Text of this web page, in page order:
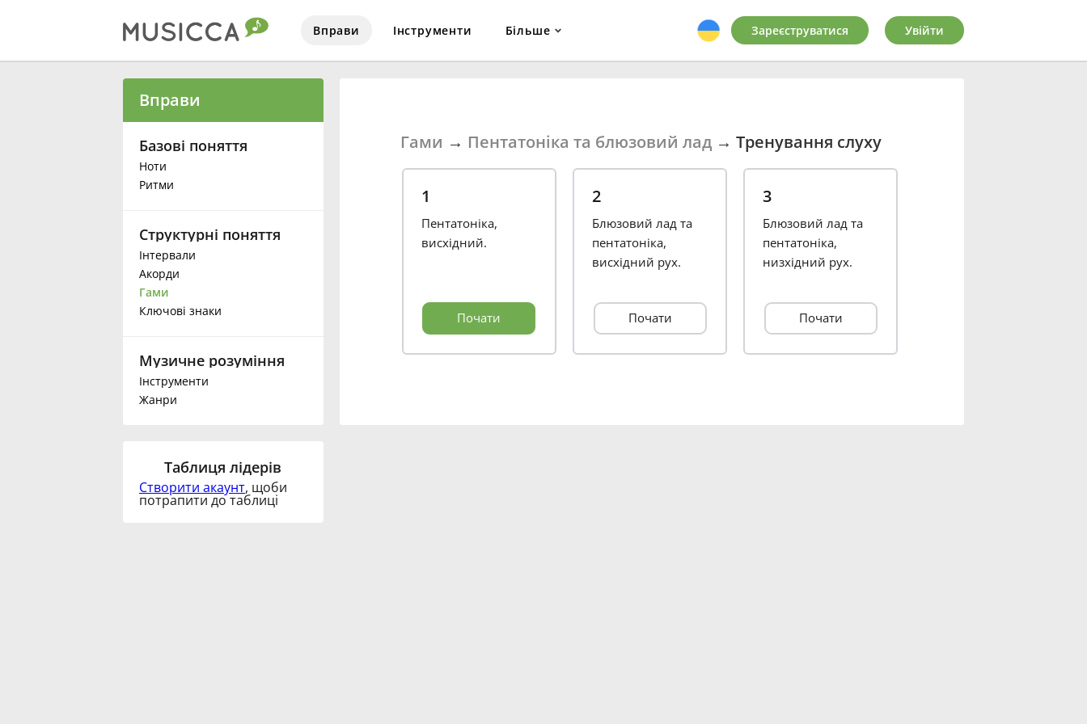
Вправи Інструменти Більше
Dansk
Deutsch
English
हिन्दी
Зареєструватися Увійти
Вправи
Базові поняття
Ноти
Ритми
Структурні поняття
Інтервали
Акорди
Гами
Ключові знаки
Музичне розуміння
Інструменти
Жанри
Таблиця лідерів
Створити акаунт, щоби
потрапити до таблиці
Гами → Пентатоніка та блюзовий лад→ Тренування слуху
1
Пентатоніка,
висхідний.
Почати
2
Блюзовий лад та
пентатоніка,
висхідний рух.
Почати
3
Блюзовий лад та
пентатоніка,
низхідний рух.
Почати